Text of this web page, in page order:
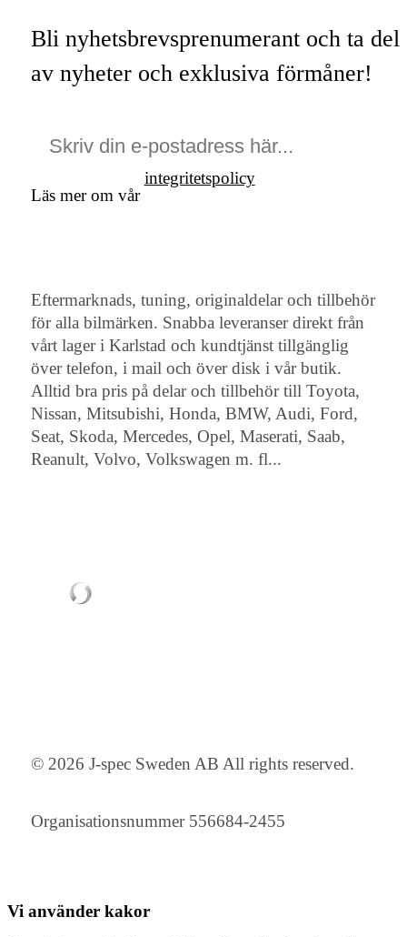
Bli nyhetsbrevsprenumerant och ta del
av nyheter och exklusiva förmåner!
Läs mer om vår
integritetspolicy
Eftermarknads, tuning, originaldelar och tillbehör
för alla bilmärken. Snabba leveranser direkt från
vårt lager i Karlstad och kundtjänst tillgänglig
över telefon, i mail och över disk i vår butik.
Alltid bra pris på delar och tillbehör till Toyota,
Nissan, Mitsubishi, Honda, BMW, Audi, Ford,
Seat, Skoda, Mercedes, Opel, Maserati, Saab,
Reanult, Volvo, Volkswagen m. fl...
© 2026 J-spec Sweden AB All rights reserved.
Organisationsnummer 556684-2455
Vi använder kakor